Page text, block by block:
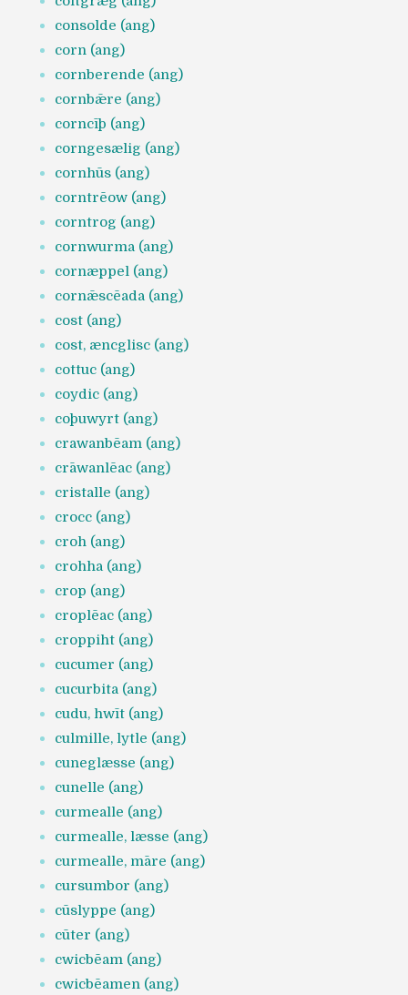
consolde (ang)
corn (ang)
cornberende (ang)
cornbǣre (ang)
corncīþ (ang)
corngesælig (ang)
cornhūs (ang)
corntrēow (ang)
corntrog (ang)
cornwurma (ang)
cornæppel (ang)
cornǣscēada (ang)
cost (ang)
cost, æncglisc (ang)
cottuc (ang)
coydic (ang)
coþuwyrt (ang)
crawanbēam (ang)
crāwanlēac (ang)
cristalle (ang)
crocc (ang)
croh (ang)
crohha (ang)
crop (ang)
croplēac (ang)
croppiht (ang)
cucumer (ang)
cucurbita (ang)
cudu, hwīt (ang)
culmille, lytle (ang)
cuneglæsse (ang)
cunelle (ang)
curmealle (ang)
curmealle, læsse (ang)
curmealle, māre (ang)
cursumbor (ang)
cūslyppe (ang)
cūter (ang)
cwicbēam (ang)
cwicbēamen (ang)